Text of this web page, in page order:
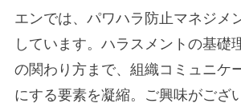
エンでは、パワハラ防止マネジメ
しています。ハラスメントの基礎
の関わり方まで、組織コミュニケ
にする要素を凝縮。ご興味がござ